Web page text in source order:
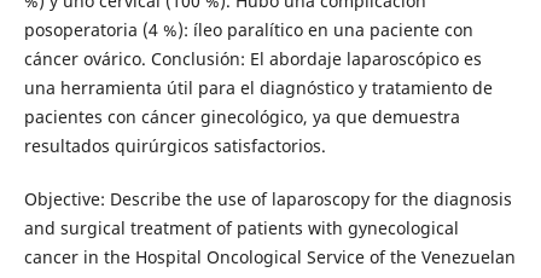
posoperatoria (4 %): íleo paralítico en una paciente con
cáncer ovárico. Conclusión: El abordaje laparoscópico es
una herramienta útil para el diagnóstico y tratamiento de
pacientes con cáncer ginecológico, ya que demuestra
resultados quirúrgicos satisfactorios.
Objective: Describe the use of laparoscopy for the diagnosis
and surgical treatment of patients with gynecological
cancer in the Hospital Oncological Service of the Venezuelan